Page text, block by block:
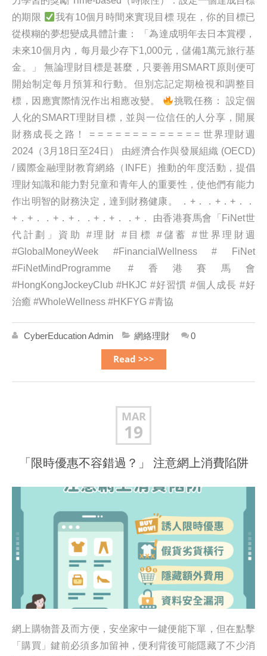
的期限
我有10個月時間來實現目標 現在，你的目標已
從模糊的夢想變成具體計畫： 「為達成明年去日本賞櫻，
未來10個月內，每月最少存下1,000元，儲備1萬元旅行基
金。」 無論理財目標是甚麼，只要善用SMART原則便可
開始制定每月預算和行動。但別忘記定期檢視和調整目
標，因應實際情況作出相應改變。
挑戰任務： 設定個
人化的SMART理財目標，並與一位信任的人分享，開展
財務成長之路！ = = = = = = = = = = = = = 世界理財週
2024（3月18日至24日） 由經濟合作與發展組織 (OECD)
/ 國際金融理財教育網絡（INFE）推動的年度活動，提倡
理財知識和能力對兒童和青年人的重要性，使他們有能力
作出明智的財務決定，達到財務健康。 ．+．．+．+．．
+．+．．+．+．．+．+．．+． 由香港賽馬會「FiNet世
代計劃」資助 #理財 #目標 #儲蓄 #世界理財週
#GlobalMoneyWeek #FinancialWellness # FiNet
#FiNetMindProgramme #香港賽馬會
#HongKongJockeyClub #HKJC #好習慣 #個人成長 #好
治癒 #WholeWellness #HKFYG #青協
CyberEducation Admin 網絡理財 0
Read >>>
MAR
19
「限時優惠不容錯過？」 注意網上消費陷阱
網上購物普及而方便，安坐家中一鍵便能下單，但在點擊
「購買」鍵前必須多加留神，便利背後可能隱藏了不少消